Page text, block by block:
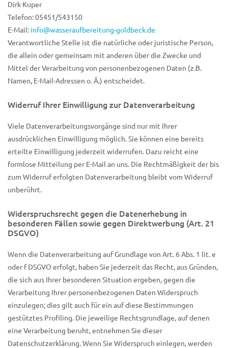
Dirk Kuper
Telefon: 05451/543150
E-Mail: info@wasseraufbereitung-goldbeck.de
Verantwortliche Stelle ist die natürliche oder juristische Person,
die allein oder gemeinsam mit anderen über die Zwecke und
Mittel der Verarbeitung von personenbezogenen Daten (z.B.
Namen, E-Mail-Adressen o. Ä.) entscheidet.
Widerruf Ihrer Einwilligung zur Datenverarbeitung
Viele Datenverarbeitungsvorgänge sind nur mit Ihrer
ausdrücklichen Einwilligung möglich. Sie können eine bereits
erteilte Einwilligung jederzeit widerrufen. Dazu reicht eine
formlose Mitteilung per E-Mail an uns. Die Rechtmäßigkeit der bis
zum Widerruf erfolgten Datenverarbeitung bleibt vom Widerruf
unberührt.
Widerspruchsrecht gegen die Datenerhebung in
besonderen Fällen sowie gegen Direktwerbung (Art. 21
DSGVO)
Wenn die Datenverarbeitung auf Grundlage von Art. 6 Abs. 1 lit. e
oder f DSGVO erfolgt, haben Sie jederzeit das Recht, aus Gründen,
die sich aus Ihrer besonderen Situation ergeben, gegen die
Verarbeitung Ihrer personenbezogenen Daten Widerspruch
einzulegen; dies gilt auch für ein auf diese Bestimmungen
gestütztes Profiling. Die jeweilige Rechtsgrundlage, auf denen
eine Verarbeitung beruht, entnehmen Sie dieser
Datenschutzerklärung. Wenn Sie Widerspruch einlegen, werden